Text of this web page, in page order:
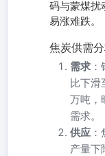
码与蒙煤扰
易涨难跌。
焦炭供需
需求
比下滑
万吨，
需求。
供应
产量下